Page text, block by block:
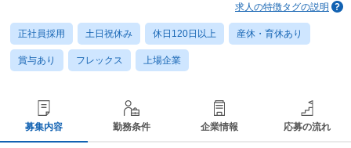
求人の特徴タグの説明
正社員採用 土日祝休み 休日120日以上 産休・育休あり
賞与あり フレックス 上場企業
募集内容 勤務条件 企業情報 応募の流れ